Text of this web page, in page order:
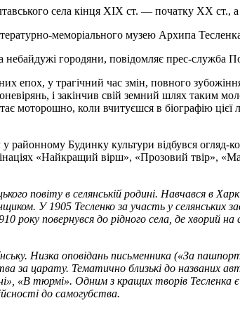
села кінця XIX ст. — початку XX
меморіального музею Архипа
городяни, повідомляє прес-служба
епох, у трагічний час змін, повного
і закінчив свій земний шлях таким
коли вчитуєшся в біографію цієї
Будинку культури відбувся огляд-
«Найкращий вірш», «Прозовий твір»,
повіту в селянській родині. Навчався в
У 1905 Тесленко за участь у селянських
року повернувся до рідного села, де хворий
Низка оповідань письменника («За
царату. Тематично близькі до названих
«В тюрмі». Одним з кращих творів
до самогубства.